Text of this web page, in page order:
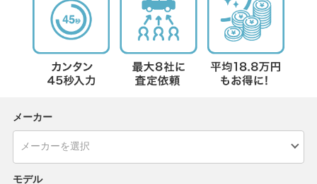
メーカー
モデル